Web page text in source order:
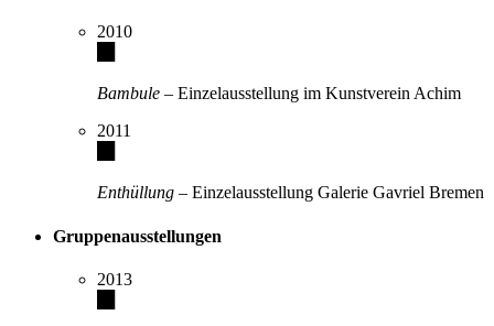
2010
Bambule – Einzelausstellung im Kunstverein Achim
2011
Enthüllung – Einzelausstellung Galerie Gavriel Bremen
Gruppenausstellungen
2013